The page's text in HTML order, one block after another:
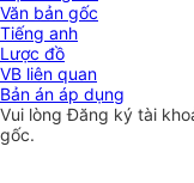
Văn bản gốc
Tiếng anh
Lược đồ
VB liên quan
Bản án áp dụng
Vui lòngĐăng ký tài
gốc.